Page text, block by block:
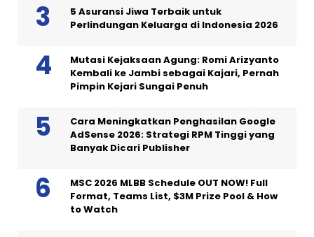
5 Asuransi Jiwa Terbaik untuk
Perlindungan Keluarga di Indonesia 2026
Mutasi Kejaksaan Agung: Romi Arizyanto
Kembali ke Jambi sebagai Kajari, Pernah
Pimpin Kejari Sungai Penuh
Cara Meningkatkan Penghasilan Google
AdSense 2026: Strategi RPM Tinggi yang
Banyak Dicari Publisher
MSC 2026 MLBB Schedule OUT NOW! Full
Format, Teams List, $3M Prize Pool & How
to Watch